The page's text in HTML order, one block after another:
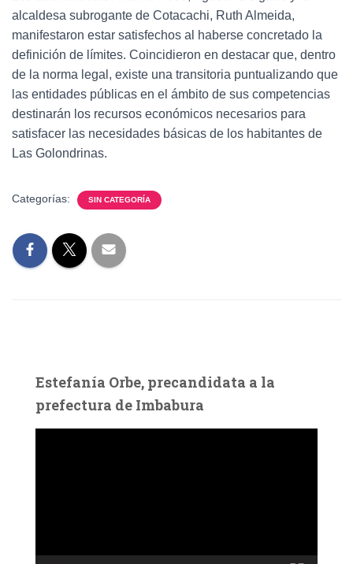
alcaldesa subrogante de Cotacachi, Ruth Almeida,
manifestaron estar satisfechos al haberse concretado la
definición de límites. Coincidieron en destacar que, dentro
de la norma legal, existe una transitoria puntualizando que
las entidades públicas en el ámbito de sus competencias
destinarán los recursos económicos necesarios para
satisfacer las necesidades básicas de los habitantes de
Las Golondrinas.
Categorías: SIN CATEGORÍA
Estefanía Orbe, precandidata a la
prefectura de Imbabura
c